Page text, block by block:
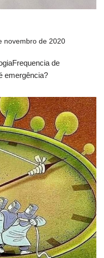
novembro de 2020
de
emergência?